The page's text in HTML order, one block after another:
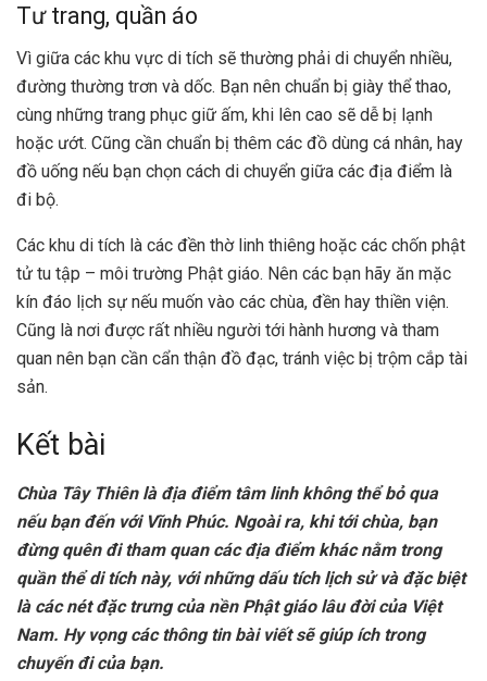
Tư trang, quần áo
Vì giữa các khu vực di tích sẽ thường phải di chuyển nhiều,
đường thường trơn và dốc. Bạn nên chuẩn bị giày thể thao,
cùng những trang phục giữ ấm, khi lên cao sẽ dễ bị lạnh
hoặc ướt. Cũng cần chuẩn bị thêm các đồ dùng cá nhân, hay
đồ uống nếu bạn chọn cách di chuyển giữa các địa điểm là
đi bộ.
Các khu di tích là các đền thờ linh thiêng hoặc các chốn phật
tử tu tập – môi trường Phật giáo. Nên các bạn hãy ăn mặc
kín đáo lịch sự nếu muốn vào các chùa, đền hay thiền viện.
Cũng là nơi được rất nhiều người tới hành hương và tham
quan nên bạn cần cẩn thận đồ đạc, tránh việc bị trộm cắp tài
sản.
Kết bài
Chùa Tây Thiên là địa điểm tâm linh không thể bỏ qua
nếu bạn đến với Vĩnh Phúc. Ngoài ra, khi tới chùa, bạn
đừng quên đi tham quan các địa điểm khác nằm trong
quần thể di tích này, với những dấu tích lịch sử và đặc biệt
là các nét đặc trưng của nền Phật giáo lâu đời của Việt
Nam. Hy vọng các thông tin bài viết sẽ giúp ích trong
chuyến đi của bạn.